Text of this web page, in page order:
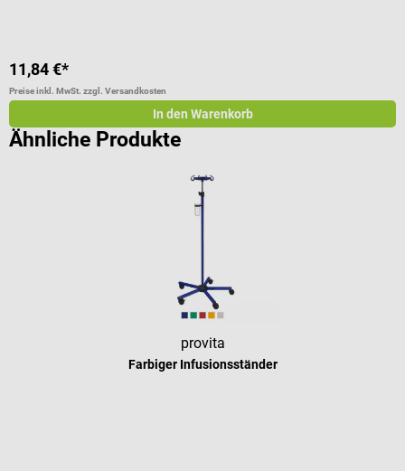
11,84 €*
Preise inkl. MwSt. zzgl. Versandkosten
In den Warenkorb
Ähnliche Produkte
provita
Farbiger Infusionsständer